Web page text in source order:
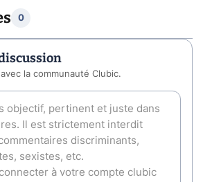
0
la communauté Clubic.